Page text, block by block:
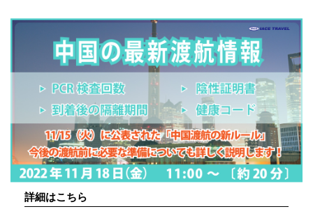
詳細はこちら